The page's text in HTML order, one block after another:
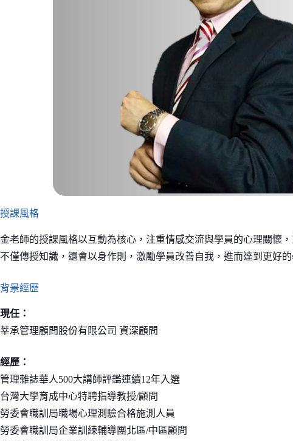
授課風格
金老師的授課風格以互動為核心，注重情感交流與學員的心理關懷
不僅傳授知識，還會以身作則，激勵學員改善自我，進而達到更好的
背景經歷
現任：
莘承管理顧問股份有限公司 資深顧問
經歷：
管理雜誌華人500大講師評鑑連續12年入選
台灣大學育成中心特聘指導教授/顧問
勞委會職訓局職場心理測驗合格施測人員
勞委會職訓局企業訓練輔導團北區/中區顧問